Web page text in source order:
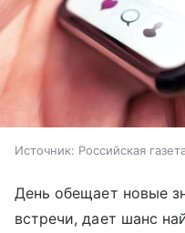
Источник: Российская
День обещает новые
встречи, дает шанс